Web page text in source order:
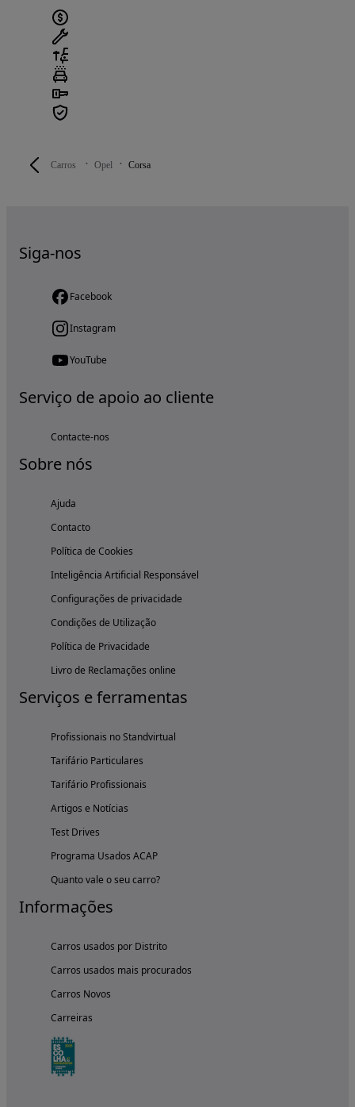
Carros Opel Corsa
Siga-nos
Facebook
Instagram
YouTube
Serviço de apoio ao cliente
Contacte-nos
Sobre nós
Ajuda
Contacto
Política de Cookies
Inteligência Artificial Responsável
Configurações de privacidade
Condições de Utilização
Política de Privacidade
Livro de Reclamações online
Serviços e ferramentas
Profissionais no Standvirtual
Tarifário Particulares
Tarifário Profissionais
Artigos e Notícias
Test Drives
Programa Usados ACAP
Quanto vale o seu carro?
Informações
Carros usados por Distrito
Carros usados mais procurados
Carros Novos
Carreiras